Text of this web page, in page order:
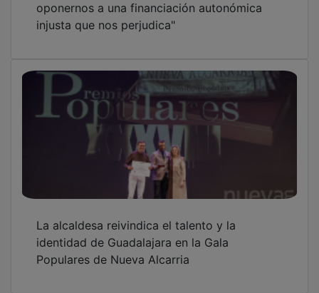
oponernos a una financiación autonómica
injusta que nos perjudica"
La alcaldesa reivindica el talento y la
identidad de Guadalajara en la Gala
Populares de Nueva Alcarria